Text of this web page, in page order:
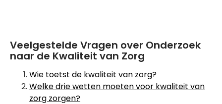
Veelgestelde Vragen over Onderzoek
naar de Kwaliteit van Zorg
Wie toetst de kwaliteit van zorg?
Welke drie wetten moeten voor kwaliteit van
zorg zorgen?